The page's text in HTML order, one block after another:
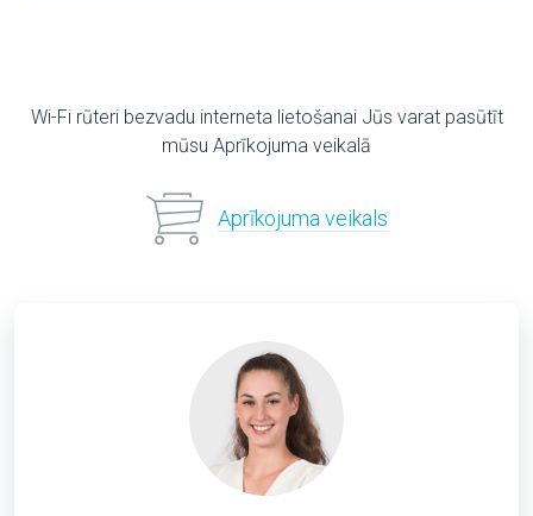
Wi-Fi rūteri bezvadu interneta lietošanai Jūs varat pasūtīt
mūsu Aprīkojuma veikalā
Aprīkojuma veikals